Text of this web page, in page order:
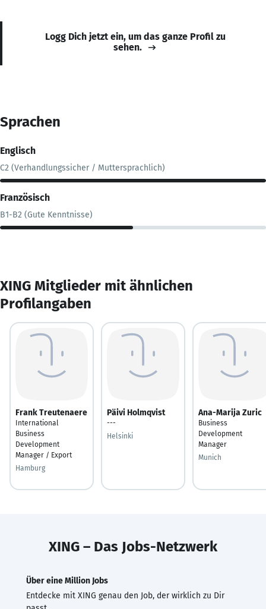
Logg Dich jetzt ein, um das ganze Profil zu
sehen.
Sprachen
Englisch
C2 (Verhandlungssicher / Muttersprachlich)
Französisch
B1-B2 (Gute Kenntnisse)
XING Mitglieder mit ähnlichen
Profilangaben
Frank Treutenaere
International
Business
Development
Manager / Export
Hamburg
Päivi Holmqvist
---
Helsinki
Ana-Marija Zuric
Business
Development
Manager
Munich
XING – Das Jobs-Netzwerk
Über eine Million Jobs
Entdecke mit XING genau den Job, der wirklich zu Dir